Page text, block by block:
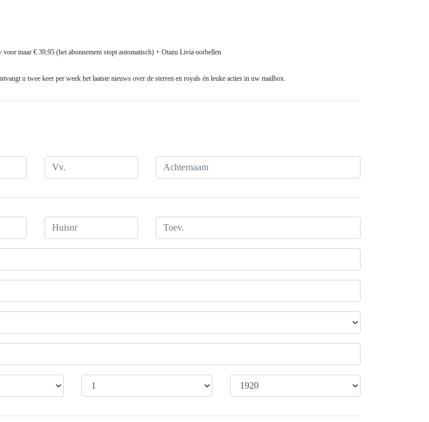
voor maar € 39,95 (het abonnement stopt automatisch) + Otazu Livia oorbellen
u twee keer per week het laatste nieuws over de sterren en royals én leuke acties in uw mailbox.